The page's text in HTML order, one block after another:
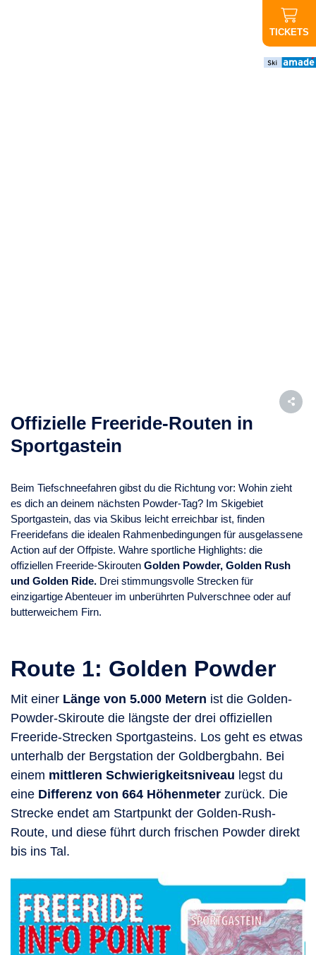
TICKETS
Offizielle Freeride-Routen in
Sportgastein
Beim Tiefschneefahren gibst du die Richtung vor: Wohin zieht
es dich an deinem nächsten Powder-Tag? Im Skigebiet
Sportgastein, das via Skibus leicht erreichbar ist, finden
Freeridefans die idealen Rahmenbedingungen für ausgelassene
Action auf der Offpiste. Wahre sportliche Highlights: die
offiziellen Freeride-Skirouten Golden Powder, Golden Rush
und Golden Ride. Drei stimmungsvolle Strecken für
einzigartige Abenteuer im unberührten Pulverschnee oder auf
butterweichem Firn.
Route 1: Golden Powder
Mit einer Länge von 5.000 Metern ist die Golden-
Powder-Skiroute die längste der drei offiziellen
Freeride-Strecken Sportgasteins. Los geht es etwas
unterhalb der Bergstation der Goldbergbahn. Bei
einem mittleren Schwierigkeitsniveau legst du
eine Differenz von 664 Höhenmeter zurück. Die
Strecke endet am Startpunkt der Golden-Rush-
Route, und diese führt durch frischen Powder direkt
bis ins Tal.